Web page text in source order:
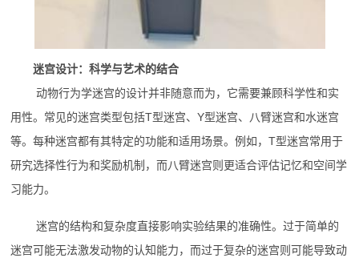
迷宫设计：科学与艺术的结合
动物行为学迷宫的设计并非随意而为，它需要兼顾科学性和实
用性。常见的迷宫类型包括T型迷宫、Y型迷宫、八臂迷宫和水迷宫
等。每种迷宫都有其特定的功能和适用场景。例如，T型迷宫常用于
研究选择性行为和奖励机制，而八臂迷宫则更适合评估记忆和空间学
习能力。
迷宫的结构和复杂度直接影响实验结果的准确性。过于简单的
迷宫可能无法激发动物的认知能力，而过于复杂的迷宫则可能导致动